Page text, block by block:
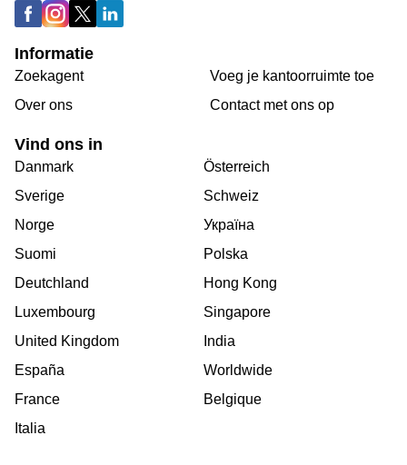
Informatie
Zoekagent
Over ons
Voeg je kantoorruimte toe
Сontact met ons op
Vind ons in
Danmark
Sverige
Norge
Suomi
Deutchland
Luxembourg
United Kingdom
España
France
Italia
Österreich
Schweiz
Україна
Polska
Hong Kong
Singapore
India
Worldwide
Belgique